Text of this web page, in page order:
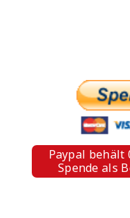
Paypal behält
Spende als